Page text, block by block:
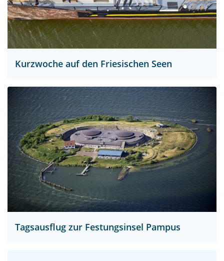
Kurzwoche auf den Friesischen Seen
Tagsausflug zur Festungsinsel Pampus